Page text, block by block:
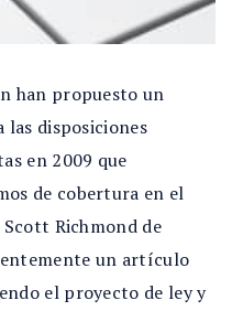
han propuesto un
las disposiciones
en 2009 que
de cobertura en el
Richmond de
un artículo
el proyecto de ley y